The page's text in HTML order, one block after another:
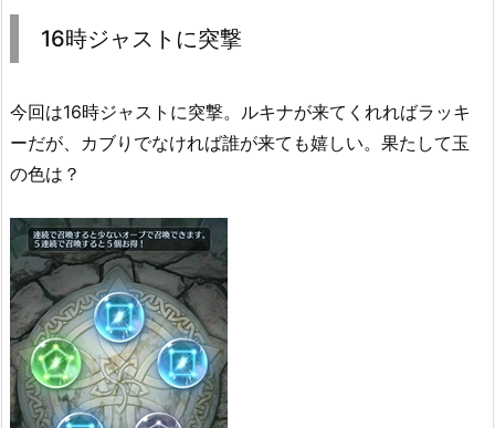
に
2.
1
6
ジ
ャ
ス
ト、
★
5
は
無
16時ジャストに突撃
今回は16時ジャストに突撃。ルキナが来てくれればラッキ
ーだが、カブりでなければ誰が来ても嬉しい。果たして玉
の色は？